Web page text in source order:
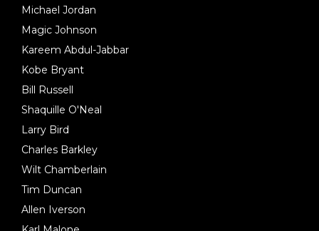
Michael Jordan
Magic Johnson
Kareem Abdul-Jabbar
Kobe Bryant
Bill Russell
Shaquille O'Neal
Larry Bird
Charles Barkley
Wilt Chamberlain
Tim Duncan
Allen Iverson